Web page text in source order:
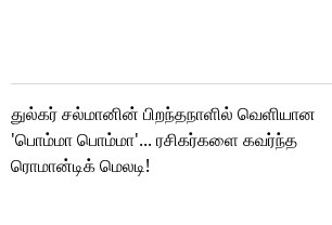
துல்கர் சல்மானின் பிறந்தநாளில் வெளியான
'பொம்மா பொம்மா'... ரசிகர்களை கவர்ந்த
ரொமான்டிக் மெலடி!